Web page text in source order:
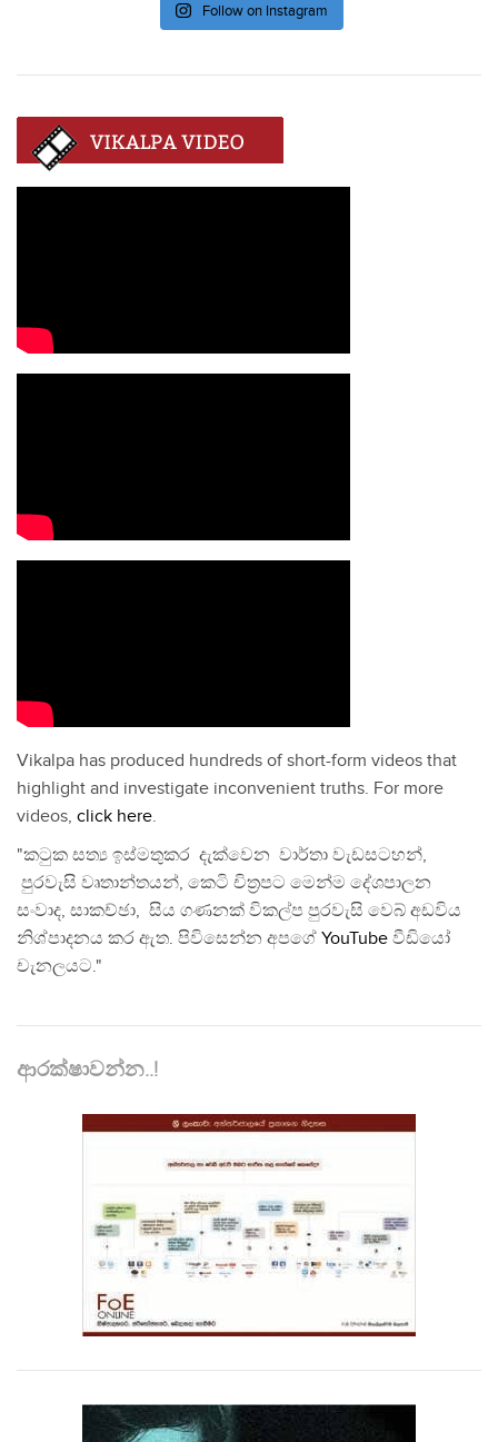
Follow on Instagram
Vikalpa has produced hundreds of short-form videos that
highlight and investigate inconvenient truths. For more
videos, click here.
"කටුක සත්‍ය ඉස්මතුකර දැක්වෙන වාර්තා වැඩසටහන්,
පුරවැසි වෘතාන්තයන්, කෙටි චිත්‍රපට මෙන්ම දේශපාලන
සංවාද, සාකච්ඡා, සිය ගණනක් විකල්ප පුරවැසි වෙබ් අඩවිය
නිශ්පාදනය කර ඇත. පිවිසෙන්න අපගේ YouTube වීඩියෝ
චැනලයට."
ආරක්ෂාවන්න..!